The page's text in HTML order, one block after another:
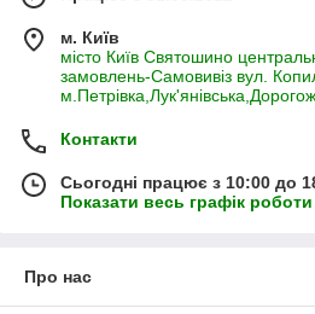
м. Київ
місто Київ Святошино
замовлень-Самовивіз вул.
Контакти
Сьогодні працює з 10:00 до
Показати весь графік роботи
Про нас